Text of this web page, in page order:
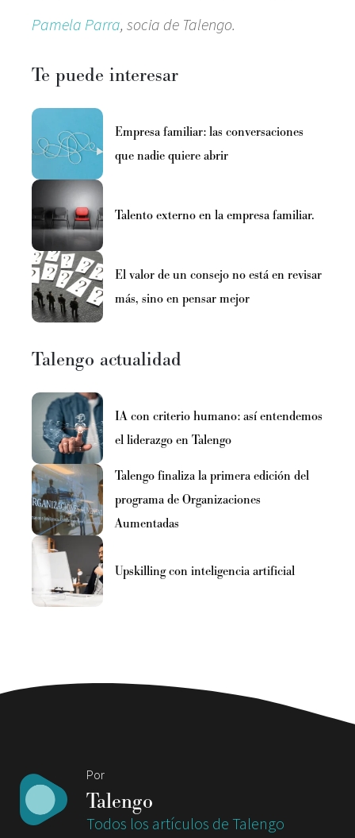
Pamela Parra, socia de Talengo.
Te puede interesar
Empresa familiar: las conversaciones
que nadie quiere abrir
Talento externo en la empresa familiar.
El valor de un consejo no está en revisar
más, sino en pensar mejor
Talengo actualidad
IA con criterio humano: así entendemos
el liderazgo en Talengo
Talengo finaliza la primera edición del
programa de Organizaciones
Aumentadas
Upskilling con inteligencia artificial
Por
Talengo
Todos los artículos de Talengo